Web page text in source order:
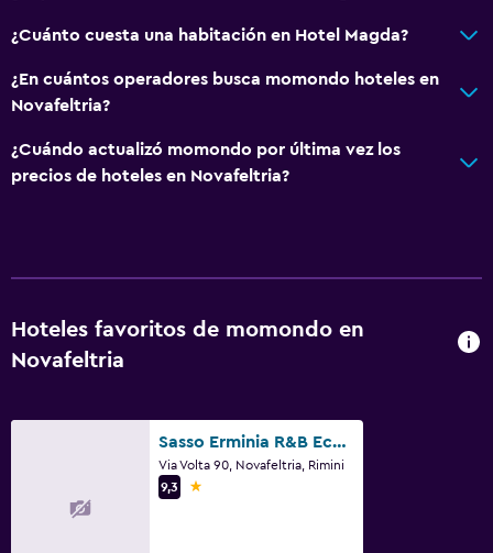
¿Cuánto cuesta una habitación en Hotel Magda?
¿En cuántos operadores busca momondo hoteles en
Novafeltria?
¿Cuándo actualizó momondo por última vez los
precios de hoteles en Novafeltria?
Hoteles favoritos de momondo en
Novafeltria
Sasso Erminia R&B Ecosostenibile
Via Volta 90, Novafeltria, Rimini
9,3
1 estrella